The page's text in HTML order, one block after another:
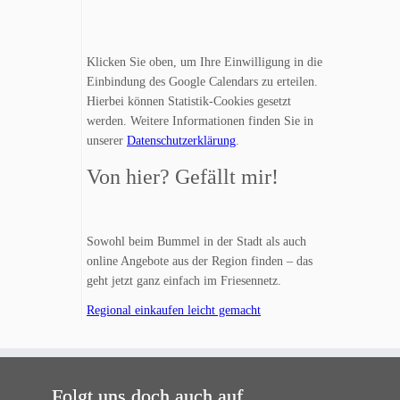
Klicken Sie oben, um Ihre Einwilligung in die
Einbindung des Google Calendars zu erteilen.
Hierbei können Statistik-Cookies gesetzt
werden. Weitere Informationen finden Sie in
unserer Datenschutzerklärung.
Von hier? Gefällt mir!
Sowohl beim Bummel in der Stadt als auch
online Angebote aus der Region finden – das
geht jetzt ganz einfach im Friesennetz.
Regional einkaufen leicht gemacht